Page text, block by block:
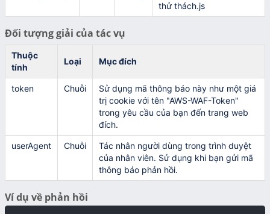
thử thách.js
Đối tượng giải của tác vụ
Thuộc
tính
Loại Mục đích
token Chuỗi
Sử dụng mã thông báo này như một giá
trị cookie với tên "AWS-WAF-Token"
trong yêu cầu của bạn đến trang web
đích.
userAgent Chuỗi
Tác nhân người dùng trong trình duyệt
của nhân viên. Sử dụng khi bạn gửi mã
thông báo phản hồi.
Ví dụ về phản hồi